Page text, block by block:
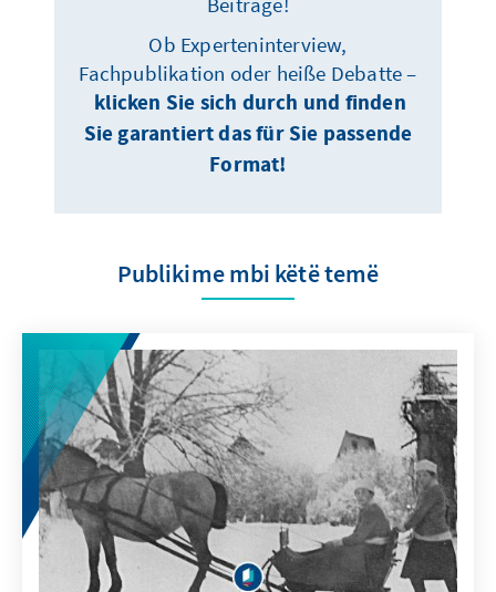
Ob Experteninterview,
Fachpublikation oder heiße Debatte –
klicken Sie sich durch und finden
Sie garantiert das für Sie passende
Format!
Publikime mbi këtë temë